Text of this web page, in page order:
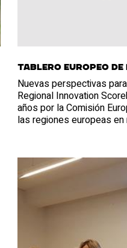
Tablero europeo de
Nuevas perspectivas
Regional Innovation
años por la Comisión
las regiones europeas en